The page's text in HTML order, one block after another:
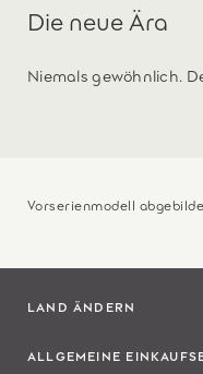
Die neue Ära
Niemals gewöhnlich.
Vorserienmodell
LAND ÄNDERN
ALLGEMEINE